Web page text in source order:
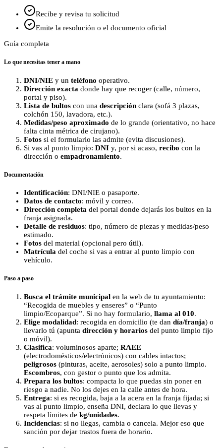
Recibe y revisa tu solicitud
Emite la resolución o el documento oficial
Guía completa
Lo que necesitas tener a mano
DNI/NIE y un teléfono operativo.
Dirección exacta donde hay que recoger (calle, número,
portal y piso).
Lista de bultos con una descripción clara (sofá 3 plazas,
colchón 150, lavadora, etc.).
Medidas/peso aproximado de lo grande (orientativo, no hace
falta cinta métrica de cirujano).
Fotos si el formulario las admite (evita discusiones).
Si vas al punto limpio: DNI y, por si acaso, recibo con la
dirección o empadronamiento.
Documentación
Identificación: DNI/NIE o pasaporte.
Datos de contacto: móvil y correo.
Dirección completa del portal donde dejarás los bultos en la
franja asignada.
Detalle de residuos: tipo, número de piezas y medidas/peso
estimado.
Fotos del material (opcional pero útil).
Matrícula del coche si vas a entrar al punto limpio con
vehículo.
Paso a paso
Busca el trámite municipal en la web de tu ayuntamiento:
“Recogida de muebles y enseres” o “Punto
limpio/Ecoparque”. Si no hay formulario, llama al 010.
Elige modalidad: recogida en domicilio (te dan día/franja) o
llevarlo tú (apunta dirección y horarios del punto limpio fijo
o móvil).
Clasifica: voluminosos aparte; RAEE
(electrodomésticos/electrónicos) con cables intactos;
peligrosos (pinturas, aceite, aerosoles) solo a punto limpio.
Escombros, con gestor o punto que los admita.
Prepara los bultos: compacta lo que puedas sin poner en
riesgo a nadie. No los dejes en la calle antes de hora.
Entrega: si es recogida, baja a la acera en la franja fijada; si
vas al punto limpio, enseña DNI, declara lo que llevas y
respeta límites de kg/unidades.
Incidencias: si no llegas, cambia o cancela. Mejor eso que
sanción por dejar trastos fuera de horario.